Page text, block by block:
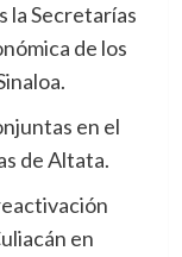
la Secretarías
de los
en el
de Altata.
en